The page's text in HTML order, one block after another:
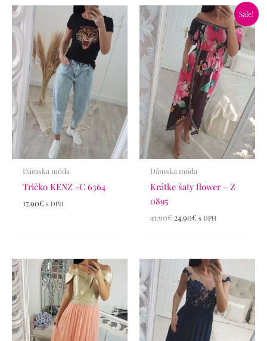
Dámska móda
Tričko KENZ -C 6364
17.90€ s DPH
Sale!
Dámska móda
Krátke šaty flower – Z
0895
41.90€
Pôvodná
bola:
41.90€.
24.90€
Aktuálna
cena
je:
24.90€.
s DPH